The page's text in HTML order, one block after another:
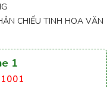
CHIẾU TINH HOA VĂN
1